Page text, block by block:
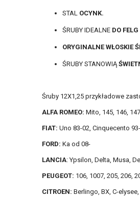
STAL OCYNK.
ŚRUBY IDEALNE DO
ORYGINALNE WŁOSKIE
ŚRUBY STANOWIĄ
Śruby 12X1,25 przykładowe
ALFA ROMEO: Mito, 145, 146,
FIAT: Uno 83-02, Cinquecento
FORD: Ka od 08-
LANCIA: Ypsilon, Delta, Musa,
PEUGEOT: 106, 1007, 205, 206,
CITROEN: Berlingo, BX, C-